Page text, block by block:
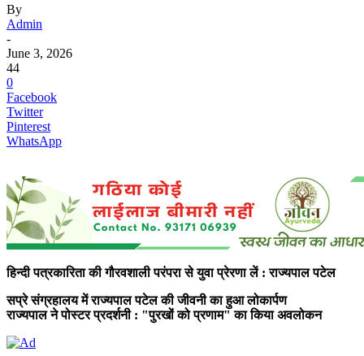
By
Admin
-
June 3, 2026
44
0
Facebook
Twitter
Pinterest
WhatsApp
हिन्दी पत्रकारिता की गौरवशाली परंपरा से युवा प्रेरणा लें : राज्यपाल पटेल
सप्रे संग्रहालय में राज्यपाल पटेल की जीवनी का हुआ लोकार्पण
राज्यपाल ने पोस्टर प्रदर्शनी : "पुरखों को प्रणाम" का किया अवलोकन